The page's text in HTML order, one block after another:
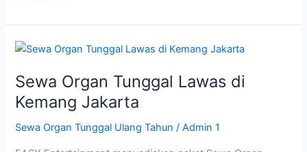
Sewa Organ Tunggal Lawas di
Kemang Jakarta
Sewa Organ Tunggal Ulang Tahun /Admin 1
Sewa
Tunggal
Lawas
Kemang